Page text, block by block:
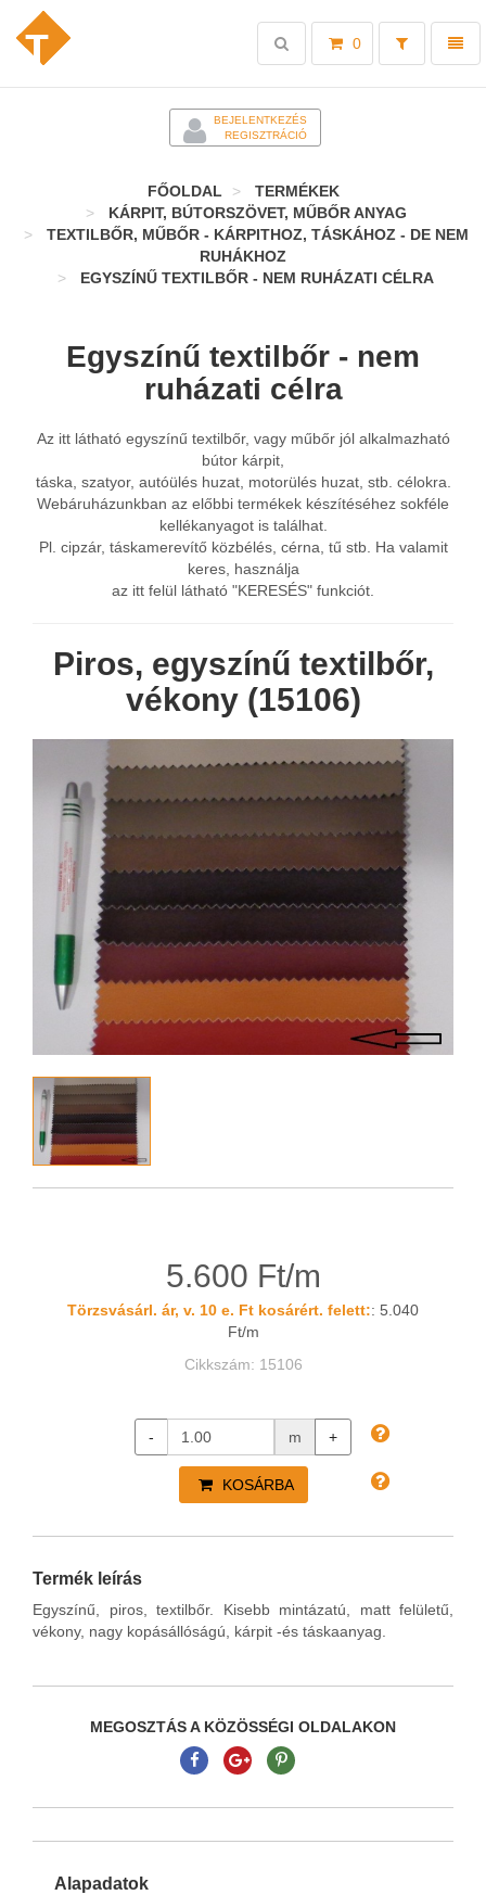
Toggle
0
Toggle
search
BEJELENTKEZÉS
REGISZTRÁCIÓ
FŐOLDAL
TERMÉKEK
KÁRPIT, BÚTORSZÖVET, MŰBŐR ANYAG
TEXTILBŐR, MŰBŐR - KÁRPITHOZ, TÁSKÁHOZ - DE NEM
RUHÁKHOZ
EGYSZÍNŰ TEXTILBŐR - NEM RUHÁZATI CÉLRA
Egyszínű textilbőr - nem
ruházati célra
Az itt látható egyszínű textilbőr, vagy műbőr jól alkalmazható
bútor kárpit,
táska, szatyor, autóülés huzat, motorülés huzat, stb. célokra.
Webáruházunkban az előbbi termékek készítéséhez sokféle
kellékanyagot is találhat.
Pl. cipzár, táskamerevítő közbélés, cérna, tű stb. Ha valamit
keres, használja
az itt felül látható "KERESÉS" funkciót.
Piros, egyszínű textilbőr,
vékony (15106)
5.600 Ft/m
Törzsvásárl. ár, v. 10 e. Ft kosárért. felett:: 5.040
Ft/m
Cikkszám: 15106
- m +
KOSÁRBA
Termék leírás
Egyszínű, piros, textilbőr. Kisebb mintázatú, matt felületű,
vékony, nagy kopásállóságú, kárpit -és táskaanyag.
MEGOSZTÁS A KÖZÖSSÉGI OLDALAKON
Alapadatok